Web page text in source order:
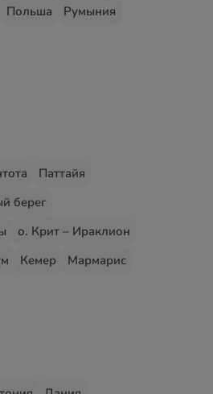
Польша
Румыния
Паттайя
берег
о. Крит – Ираклион
Кемер Мармарис